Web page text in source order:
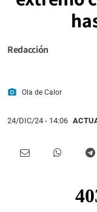
Redacción
photo_camera Ola de Calor
24/DIC/24 - 14:06